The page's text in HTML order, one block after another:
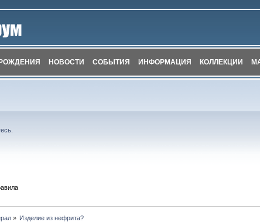
НОВОСТИ СОБЫТИЯ ИНФОРМАЦИЯ КОЛЛЕКЦИИ
» Изделие из нефрита?